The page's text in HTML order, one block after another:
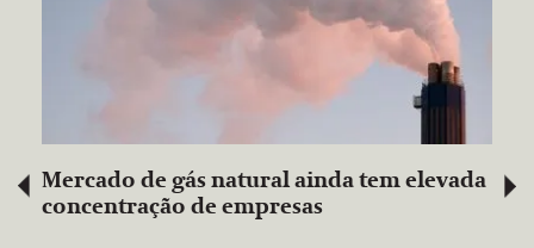
Mercado de gás natural ainda tem elevada
concentração de empresas